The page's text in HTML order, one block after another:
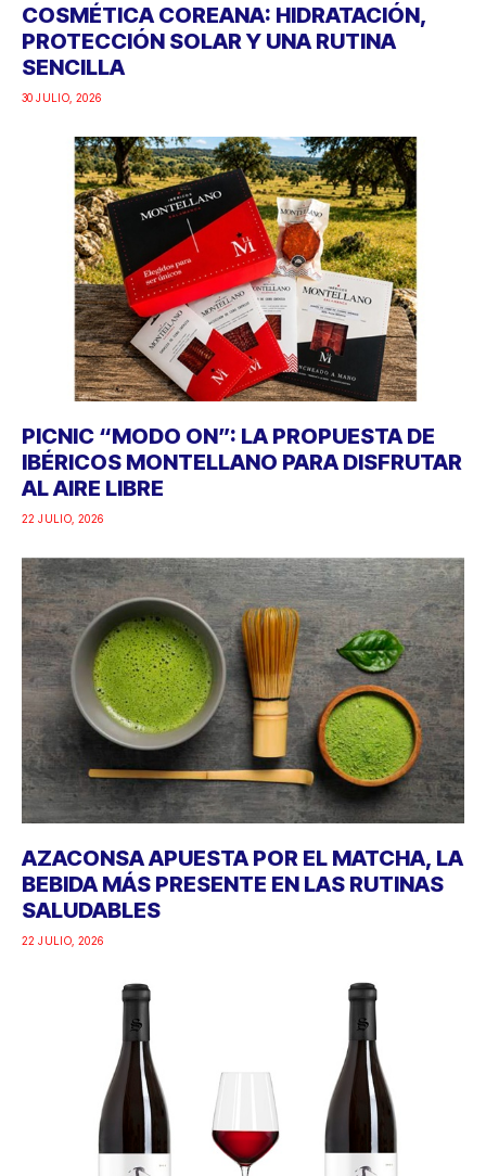
COSMÉTICA COREANA: HIDRATACIÓN,
PROTECCIÓN SOLAR Y UNA RUTINA
SENCILLA
30 JULIO, 2026
PICNIC “MODO ON”: LA PROPUESTA DE
IBÉRICOS MONTELLANO PARA DISFRUTAR
AL AIRE LIBRE
22 JULIO, 2026
AZACONSA APUESTA POR EL MATCHA, LA
BEBIDA MÁS PRESENTE EN LAS RUTINAS
SALUDABLES
22 JULIO, 2026